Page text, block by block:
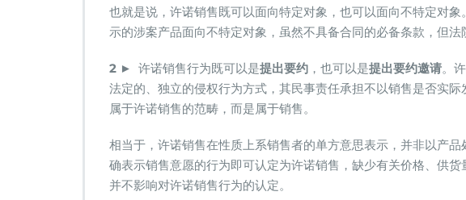
也就是说，许诺销售既可以面向特定对象，也可以面向不特定对
示的涉案产品面向不特定对象，虽然不具备合同的必备条款，但法
2 ► 许诺销售行为既可以是提出要约 ，也可以是提出要约邀请。
法定的、独立的侵权行为方式，其民事责任承担不以销售是否实
属于许诺销售的范畴，而是属于销售。
相当于，许诺销售在性质上系销售者的单方意思表示，并非以产
确表示销售意愿的行为即可认定为许诺销售，缺少有关价格、供货
并不影响对许诺销售行为的认定。